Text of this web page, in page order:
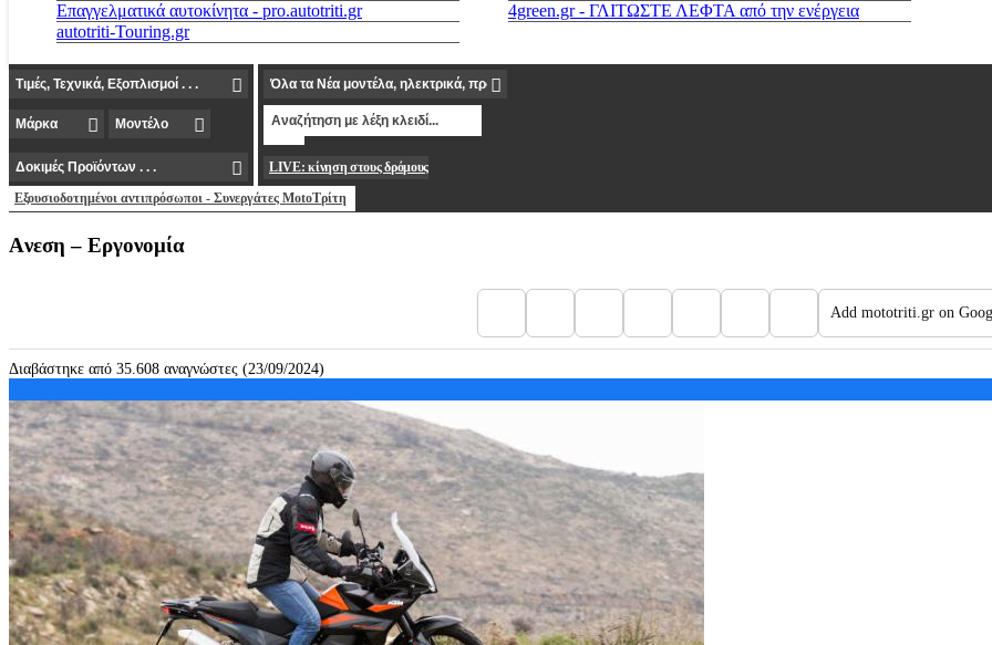
Επαγγελματικά αυτοκίνητα - pro.autotriti.gr
autotriti-Touring.gr
4green.gr - ΓΛΙΤΩΣΤΕ ΛΕΦΤΑ από την ενέργεια
LIVE: κίνηση στους δρόμους
Εξουσιοδοτημένοι αντιπρόσωποι - Συνεργάτες MotoΤρίτη
Aνεση – Εργονομία
Add mototriti.gr on
Διαβάστηκε από 35.608 αναγνώστες (23/09/2024)